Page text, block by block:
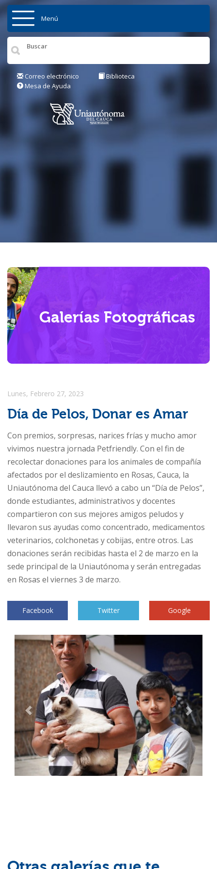
Pasar al contenido principal
Inicio
Institución
Posgrados
Internacionalización
Menú
Correo electrónico
Biblioteca
Mesa de Ayuda
Usted está aquí
Galerías Fotográficas
Lunes, Febrero 27, 2023
Día de Pelos, Donar es Amar
Con premios, sorpresas, narices frías y mucho amor
vivimos nuestra jornada Petfriendly. Con el fin de
recolectar donaciones para los animales de compañía
afectados por el deslizamiento en Rosas, Cauca, la
Uniautónoma del Cauca llevó a cabo un “Día de Pelos”,
donde estudiantes, administrativos y docentes
compartieron con sus mejores amigos peludos y
llevaron sus ayudas como concentrado, medicamentos
veterinarios, colchonetas y cobijas, entre otros. Las
donaciones serán recibidas hasta el 2 de marzo en la
sede principal de la Uniautónoma y serán entregadas
en Rosas el viernes 3 de marzo.
Facebook Twitter Google